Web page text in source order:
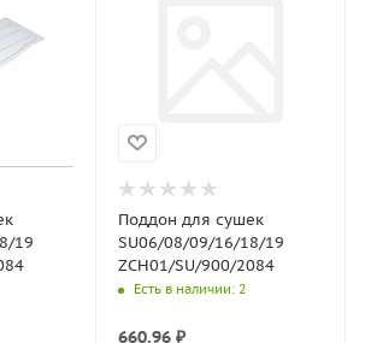
19
Поддон для сушек
SU06/08/09/16/18/19
ZCH01/SU/900/2084
Есть в наличии: 2
660.96₽